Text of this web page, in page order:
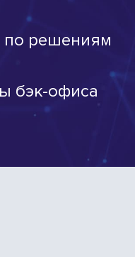
решениям
бэк-офиса